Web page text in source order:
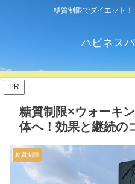
糖質制限でダイエット
ハピネス
PR
糖質制限×ウォーキ
体へ！効果と継続の
糖質制限